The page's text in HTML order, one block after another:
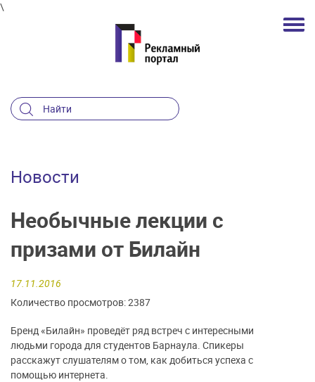
\
Новости
Необычные лекции с
призами от Билайн
17.11.2016
Количество просмотров: 2387
Бренд «Билайн» проведёт ряд встреч с интересными
людьми города для студентов Барнаула. Спикеры
расскажут слушателям о том, как добиться успеха с
помощью интернета.